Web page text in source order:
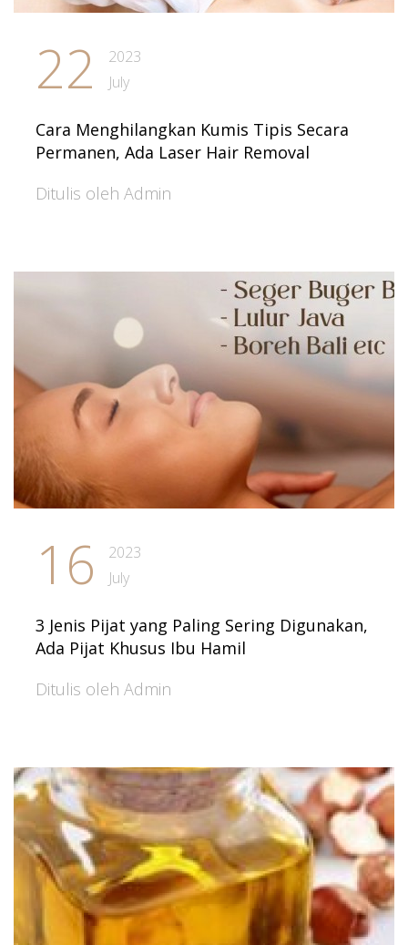
22
2023
July
Cara Menghilangkan Kumis Tipis Secara
Permanen, Ada Laser Hair Removal
Ditulis oleh Admin
16
2023
July
3 Jenis Pijat yang Paling Sering Digunakan,
Ada Pijat Khusus Ibu Hamil
Ditulis oleh Admin